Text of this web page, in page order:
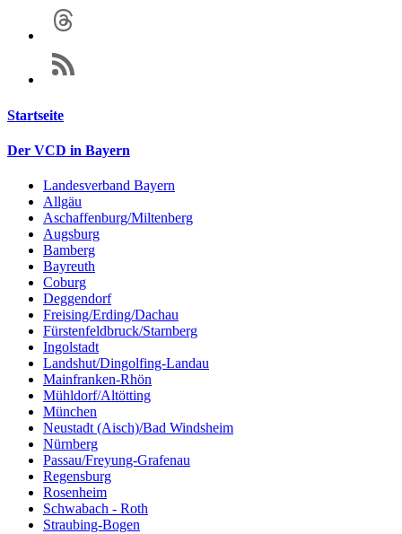
Startseite
Der VCD in Bayern
Landesverband Bayern
Allgäu
Aschaffenburg/Miltenberg
Augsburg
Bamberg
Bayreuth
Coburg
Deggendorf
Freising/Erding/Dachau
Fürstenfeldbruck/Starnberg
Ingolstadt
Landshut/Dingolfing-Landau
Mainfranken-Rhön
Mühldorf/Altötting
München
Neustadt (Aisch)/Bad Windsheim
Nürnberg
Passau/Freyung-Grafenau
Regensburg
Rosenheim
Schwabach - Roth
Straubing-Bogen